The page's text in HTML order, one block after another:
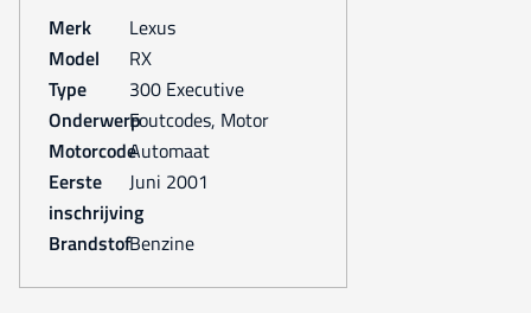
Merk
Lexus
Model
RX
Type
300 Executive
OnderwerpFoutcodes, Motor
Motorcode Automaat
Eerste
inschrijving
juni 2001
Brandstof Benzine